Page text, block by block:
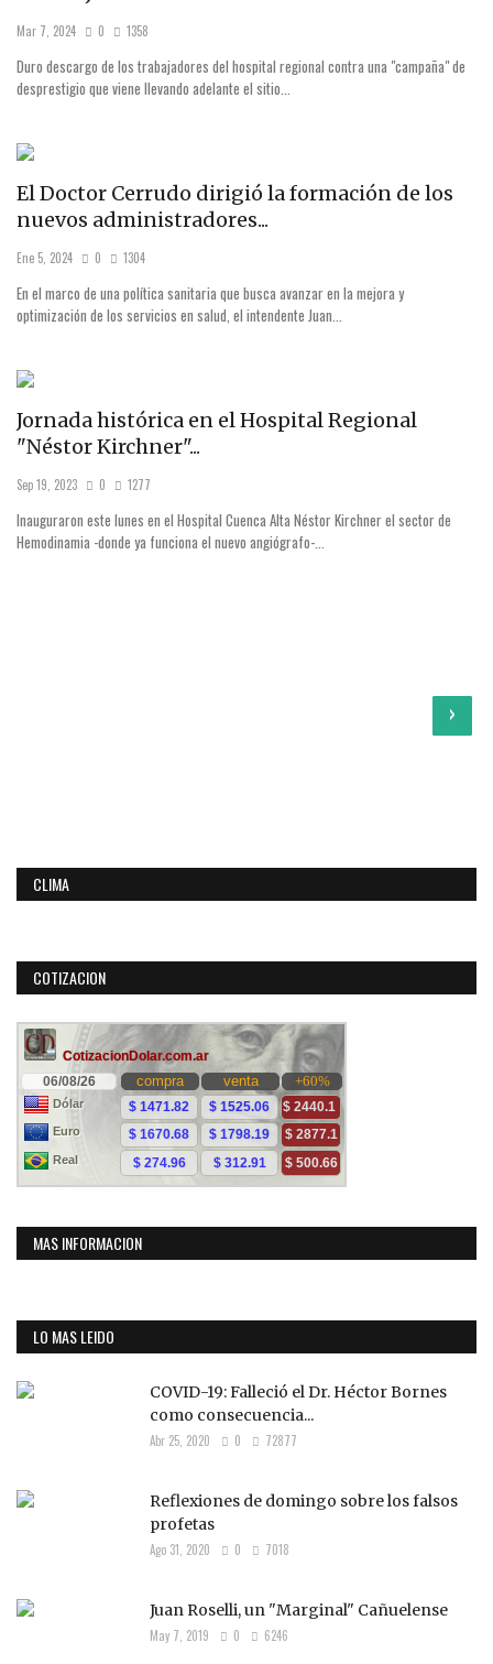
Mar 7, 2024 0 1358
Duro descargo de los trabajadores del hospital regional contra una "campaña" de
desprestigio que viene llevando adelante el sitio...
El Doctor Cerrudo dirigió la formación de los
nuevos administradores...
Ene 5, 2024 0 1304
En el marco de una política sanitaria que busca avanzar en la mejora y
optimización de los servicios en salud, el intendente Juan...
Jornada histórica en el Hospital Regional
"Néstor Kirchner"...
Sep 19, 2023 0 1277
Inauguraron este lunes en el Hospital Cuenca Alta Néstor Kirchner el sector de
Hemodinamia -donde ya funciona el nuevo angiógrafo-...
›
CLIMA
COTIZACION
MAS INFORMACION
LO MAS LEIDO
COVID-19: Falleció el Dr. Héctor Bornes
como consecuencia...
Abr 25, 2020 0 72877
Reflexiones de domingo sobre los falsos
profetas
Ago 31, 2020 0 7018
Juan Roselli, un "Marginal" Cañuelense
May 7, 2019 0 6246